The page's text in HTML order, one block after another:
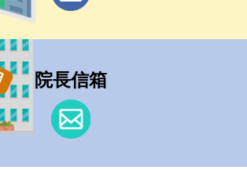
院長信箱